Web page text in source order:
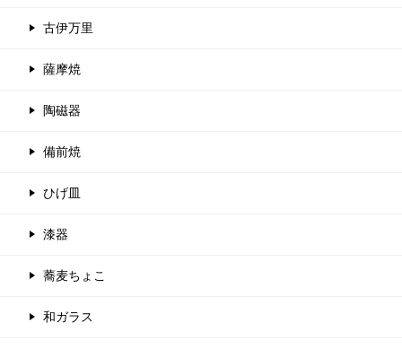
古伊万里
薩摩焼
陶磁器
備前焼
ひげ皿
漆器
蕎麦ちょこ
和ガラス